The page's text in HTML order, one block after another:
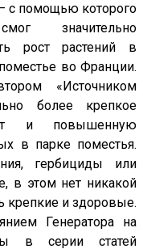
с помощью которого
значительно
рост растений в
во Франции.
«Источником
более крепкое
и повышенную
в парке поместья.
гербициды или
в этом нет никакой
крепкие и здоровые.
Генератора на
в серии статей